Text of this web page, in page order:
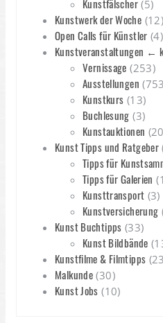
Kunstfälscher(5)
Kunstwerk der Woche (12)
Open Calls für Künstler (4)
Kunstveranstaltungen ←
Vernissage (253)
Ausstellungen
Kunstkurs (13)
Buchlesung (3)
Kunstauktionen
Kunst Tipps und Ratgeber
Tipps für
Tipps für Galerien
Kunsttransport (3)
Kunstversicherung
Kunst Buchtipps (33)
Kunst Bildbände
Kunstfilme & Filmtipps
Malkunde (30)
Kunst Jobs (10)